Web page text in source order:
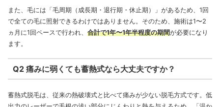
また、毛には「毛周期（成長期・退行期・休止期）」があるため、1回
で全ての毛に照射できるわけではありません。そのため、施術は1〜2
ヵ月に1回ペースで行われ、 合計で1年〜1年半程度の期間が必要になり
ます。
Q2 痛みに弱くても蓄熱式なら大丈夫ですか？
蓄熱式脱毛は、従来の熱破壊式と比べて痛みが少ない脱毛方式です。低